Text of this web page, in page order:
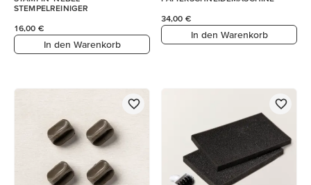
STEMPELREINIGER
16,00 €
In den Warenkorb
34,00 €
In den Warenkorb